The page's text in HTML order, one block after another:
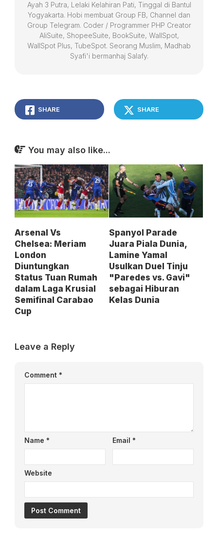
Ayah 3 Putra, Lelaki Kelahiran Pati, Tinggal di Bantul
Yogyakarta. Hobi membuat Group FB, Channel dan
Group Telegram. Coder / Programmer PHP Creator
AliSuite, ShopeeSuite, BookSuite, WallSpot,
WallSpot Plus, TubeSpot. Seorang Muslim, Madhab
Syafi'i bermanhaj Salafy.
SHARE SHARE
You may also like...
Arsenal Vs
Chelsea: Meriam
London
Diuntungkan
Status Tuan Rumah
dalam Laga Krusial
Semifinal Carabao
Cup
Spanyol Parade
Juara Piala Dunia,
Lamine Yamal
Usulkan Duel Tinju
"Paredes vs. Gavi"
sebagai Hiburan
Kelas Dunia
Leave a Reply
Comment *
Name * Email *
Website